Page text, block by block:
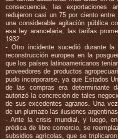
consecuencia, las exportaciones
redujeron casi un 75 por ciento
una considerable agitación pública
esa ley arancelaria, las tarifas
1932.
- Otro incidente sucedió durante la
reconstrucción europea en la
que los países latinoamericanos
proveedores de productos
pudo incorporarse, ya que Estados
de las compras era determinante
autorizó la concreción de tales
de sus excedentes agrarios. Una
de un plumazo las ilusiones argentinas.
- Ante la crisis mundial, y luego,
prédica de libre comercio, se
subsidios agrícolas, que se